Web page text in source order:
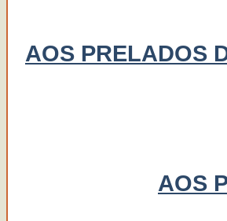
AOS PRELADOS
AOS